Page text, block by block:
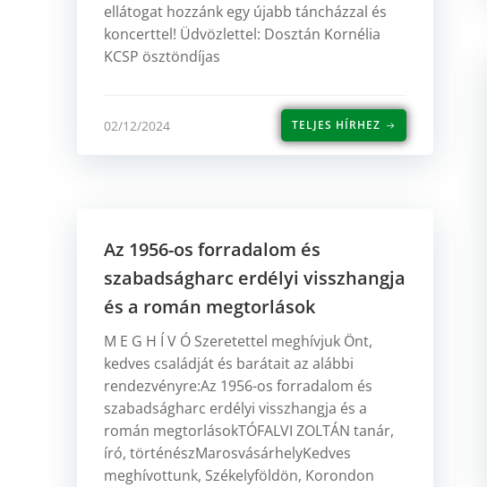
ellátogat hozzánk egy újabb táncházzal és
koncerttel! Üdvözlettel: Dosztán Kornélia
KCSP ösztöndíjas
02/12/2024 TELJES HÍRHEZ
Az 1956-os forradalom és
szabadságharc erdélyi visszhangja
és a román megtorlások
M E G H Í V Ó Szeretettel meghívjuk Önt,
kedves családját és barátait az alábbi
rendezvényre:Az 1956-os forradalom és
szabadságharc erdélyi visszhangja és a
román megtorlásokTÓFALVI ZOLTÁN tanár,
író, történészMarosvásárhelyKedves
meghívottunk, Székelyföldön, Korondon